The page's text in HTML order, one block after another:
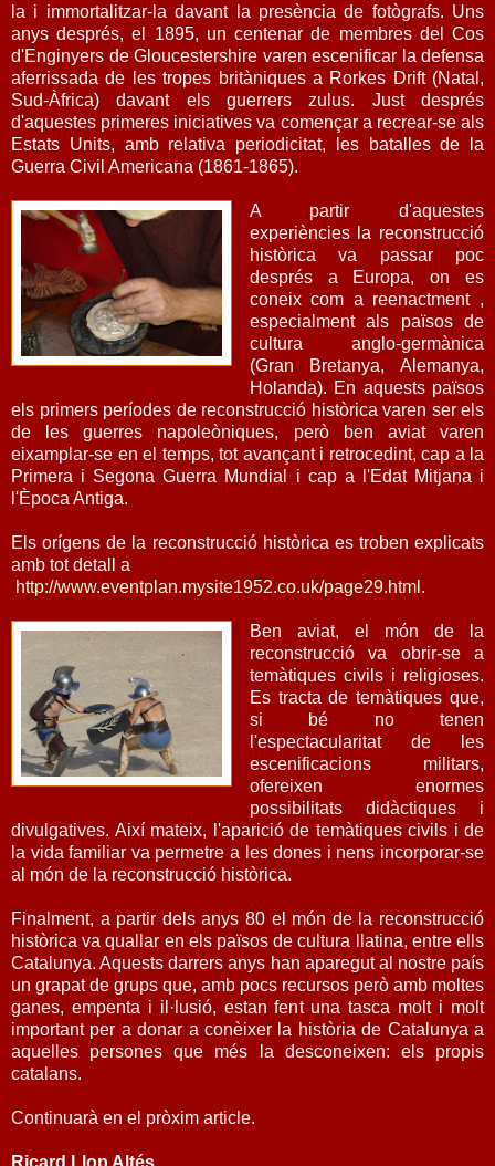
la i immortalitzar-la davant la presència de fotògrafs. Uns
anys després, el 1895, un centenar de membres del Cos
d'Enginyers de Gloucestershire varen escenificar la defensa
aferrissada de les tropes britàniques a Rorkes Drift (Natal,
Sud-Àfrica) davant els guerrers zulus. Just després
d'aquestes primeres iniciatives va començar a recrear-se als
Estats Units, amb relativa periodicitat, les batalles de la
Guerra Civil Americana (1861-1865).
A partir d'aquestes
experiències la reconstrucció
històrica va passar poc
després a Europa, on es
coneix com a reenactment ,
especialment als països de
cultura anglo-germànica
(Gran Bretanya, Alemanya,
Holanda). En aquests països
els primers períodes de reconstrucció històrica varen ser els
de les guerres napoleòniques, però ben aviat varen
eixamplar-se en el temps, tot avançant i retrocedint, cap a la
Primera i Segona Guerra Mundial i cap a l'Edat Mitjana i
l'Època Antiga.
Els orígens de la reconstrucció històrica es troben explicats
amb tot detall a
http://www.eventplan.mysite1952.co.uk/page29.html .
Ben aviat, el món de la
reconstrucció va obrir-se a
temàtiques civils i religioses.
Es tracta de temàtiques que,
si bé no tenen
l'espectacularitat de les
escenificacions militars,
ofereixen enormes
possibilitats didàctiques i
divulgatives. Així mateix, l'aparició de temàtiques civils i de
la vida familiar va permetre a les dones i nens incorporar-se
al món de la reconstrucció històrica.
Finalment, a partir dels anys 80 el món de la reconstrucció
històrica va quallar en els països de cultura llatina, entre ells
Catalunya. Aquests darrers anys han aparegut al nostre país
un grapat de grups que, amb pocs recursos però amb moltes
ganes, empenta i il·lusió, estan fent una tasca molt i molt
important per a donar a conèixer la història de Catalunya a
aquelles persones que més la desconeixen: els propis
catalans.
Continuarà en el pròxim article.
Ricard Llop Altés